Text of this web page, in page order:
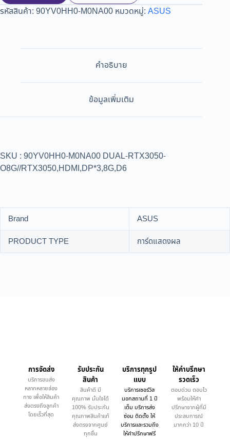
รหัสสินค้า: 90YV0HH0-M0NA00 หมวดหมู่: ASUS
คำอธิบาย
ข้อมูลเพิ่มเติม
SKU : 90YV0HH0-M0NA00 DUAL-RTX3050-
O8G//RTX3050,HDMI,DP*3,8G,D6
Brand
ASUS
PRODUCT TYPE
การ์ดแสดงผล
การจัดส่ง
บริการขนส่ง
หลากหลายช่อง
ทาง เพื่อให้สินค้า
ส่งตรงถึงลูกค้า
โดยเร็วที่สุด
รับประกัน
สินค้า
สินค้าดี มี
คุณภาพ มั่นใจได้
100% รับประกัน
คุณภาพสินค้าแท้
ส่งตรงจากศูนย์
ทุกชิ้น
บริการทุกรูป
แบบ
บริการเซอร์วิส
นอกสถานที่ 1 ปี
เต็ม บริการส่ง
ซ่อม ติดตั้ง ให้
บริการและรวมถึง
ให้คำปรึกษาฟรี
ให้คำบรึกษา
รวดเร็ว
ตอบด่วน ตอบไว
พร้อมให้คำ
ปรึกษาจากผู้ที่มี
ประสบการณ์
มากกว่า 10 ปี